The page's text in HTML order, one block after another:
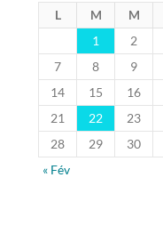
L M M
1
2
7
8 9
14
15 16
21
22 23
28
29 30
« Fév